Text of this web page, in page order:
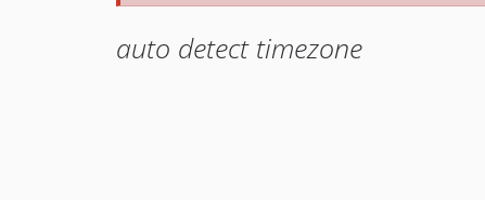
auto detect timezone